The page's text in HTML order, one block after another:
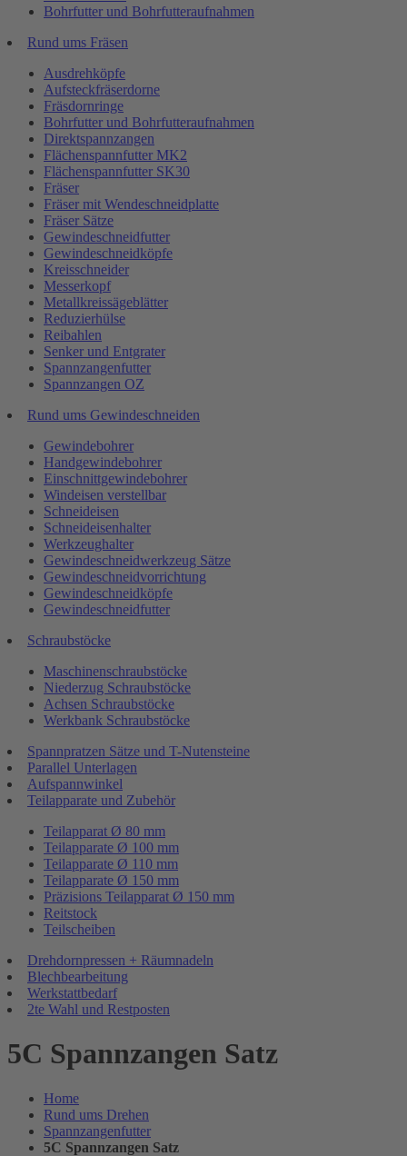
Bohrfutter und Bohrfutteraufnahmen
Rund ums Fräsen
Ausdrehköpfe
Aufsteckfräserdorne
Fräsdornringe
Bohrfutter und Bohrfutteraufnahmen
Direktspannzangen
Flächenspannfutter MK2
Flächenspannfutter SK30
Fräser
Fräser mit Wendeschneidplatte
Fräser Sätze
Gewindeschneidfutter
Gewindeschneidköpfe
Kreisschneider
Messerkopf
Metallkreissägeblätter
Reduzierhülse
Reibahlen
Senker und Entgrater
Spannzangenfutter
Spannzangen OZ
Rund ums Gewindeschneiden
Gewindebohrer
Handgewindebohrer
Einschnittgewindebohrer
Windeisen verstellbar
Schneideisen
Schneideisenhalter
Werkzeughalter
Gewindeschneidwerkzeug Sätze
Gewindeschneidvorrichtung
Gewindeschneidköpfe
Gewindeschneidfutter
Schraubstöcke
Maschinenschraubstöcke
Niederzug Schraubstöcke
Achsen Schraubstöcke
Werkbank Schraubstöcke
Spannpratzen Sätze und T-Nutensteine
Parallel Unterlagen
Aufspannwinkel
Teilapparate und Zubehör
Teilapparat Ø 80 mm
Teilapparate Ø 100 mm
Teilapparate Ø 110 mm
Teilapparate Ø 150 mm
Präzisions Teilapparat Ø 150 mm
Reitstock
Teilscheiben
Drehdornpressen + Räumnadeln
Blechbearbeitung
Werkstattbedarf
2te Wahl und Restposten
5C Spannzangen Satz
Home
Rund ums Drehen
Spannzangenfutter
5C Spannzangen Satz